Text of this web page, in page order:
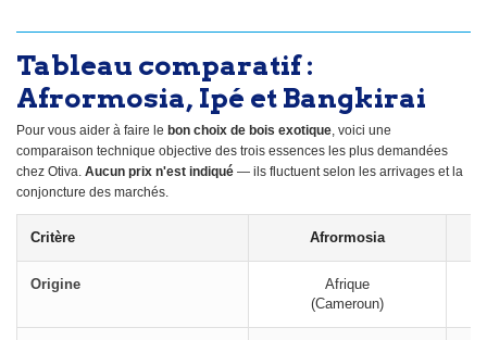
Tableau comparatif :
Afrormosia, Ipé et Bangkirai
Pour vous aider à faire le bon choix de bois exotique , voici une
comparaison technique objective des trois essences les plus demandées
chez Otiva. Aucun prix n'est indiqué — ils fluctuent selon les arrivages et la
conjoncture des marchés.
Critère Afrormosia
Origine
Afrique
(Cameroun)